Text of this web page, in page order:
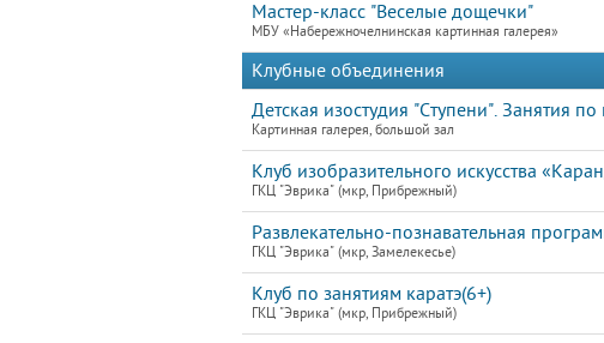
Мастер-класс "Веселые дощечки"
МБУ «Набережночелнинская картинная галерея»
Клубные объединения
Детская изостудия "Ступени". Занятия по
Картинная галерея, большой зал
Клуб изобразительного искусства
ГКЦ "Эврика" (мкр, Прибрежный)
Развлекательно-познавательная
ГКЦ "Эврика" (мкр, Замелекесье)
Клуб по занятиям каратэ(6+)
ГКЦ "Эврика" (мкр, Прибрежный)